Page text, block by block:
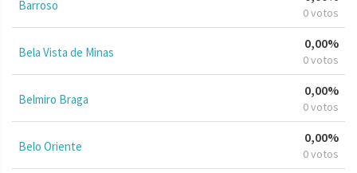
Barroso 0 votos
Bela Vista de Minas
0,00%
0 votos
Belmiro Braga
0,00%
0 votos
Belo Oriente
0,00%
0 votos